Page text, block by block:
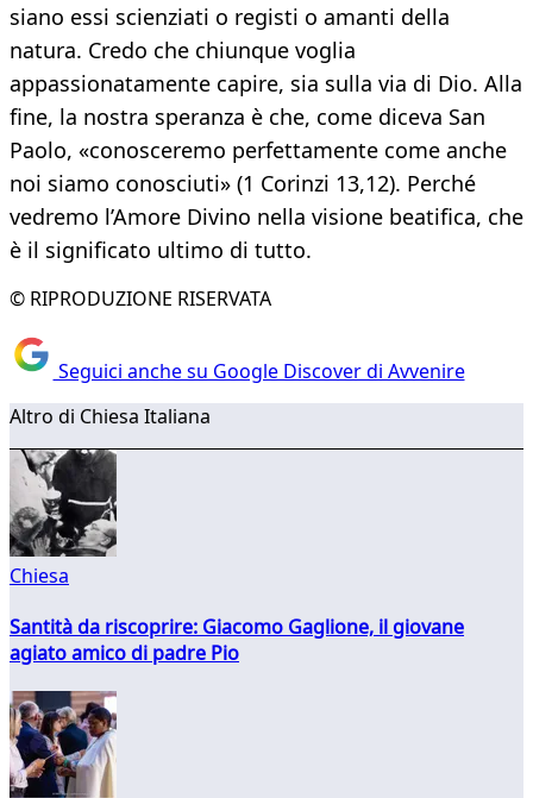
siano essi scienziati o registi o amanti della
natura. Credo che chiunque voglia
appassionatamente capire, sia sulla via di Dio. Alla
fine, la nostra speranza è che, come diceva San
Paolo, «conosceremo perfettamente come anche
noi siamo conosciuti» (1 Corinzi 13,12). Perché
vedremo l’Amore Divino nella visione beatifica, che
è il significato ultimo di tutto.
© RIPRODUZIONE RISERVATA
Seguici anche su Google Discover di Avvenire
Altro di Chiesa Italiana
Chiesa
Santità da riscoprire: Giacomo Gaglione, il giovane
agiato amico di padre Pio